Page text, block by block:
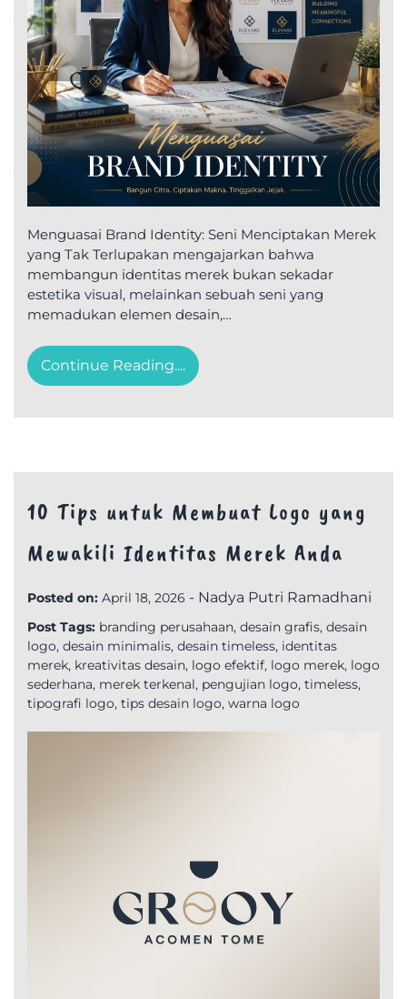
Menguasai Brand Identity: Seni Menciptakan Merek
yang Tak Terlupakan mengajarkan bahwa
membangun identitas merek bukan sekadar
estetika visual, melainkan sebuah seni yang
memadukan elemen desain,…
Continue Reading....
10 Tips untuk Membuat Logo yang
Mewakili Identitas Merek Anda
Posted on: April 18, 2026 - Nadya Putri Ramadhani
Post Tags: branding perusahaan, desain grafis, desain
logo, desain minimalis, desain timeless, identitas
merek, kreativitas desain, logo efektif, logo merek, logo
sederhana, merek terkenal, pengujian logo, timeless,
tipografi logo, tips desain logo, warna logo